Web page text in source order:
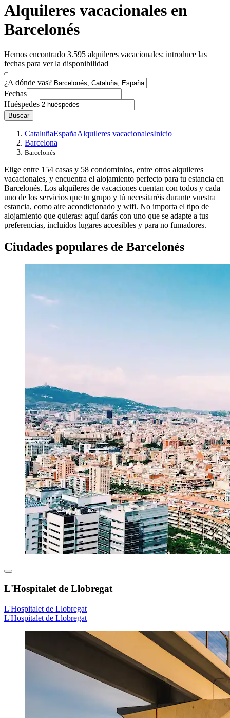
Alquileres vacacionales en
Barcelonés
Hemos encontrado 3.595 alquileres vacacionales: introduce las
fechas para ver la disponibilidad
¿A dónde vas?
Fechas
Huéspedes
Buscar
CataluñaEspañaAlquileres vacacionalesInicio
Barcelona
Barcelonés
Elige entre 154 casas y 58 condominios, entre otros alquileres
vacacionales, y encuentra el alojamiento perfecto para tu estancia en
Barcelonés. Los alquileres de vacaciones cuentan con todos y cada
uno de los servicios que tu grupo y tú necesitaréis durante vuestra
estancia, como aire acondicionado y wifi. No importa el tipo de
alojamiento que quieras: aquí darás con uno que se adapte a tus
preferencias, incluidos lugares accesibles y para no fumadores.
Ciudades populares de Barcelonés
L'Hospitalet de Llobregat
L'Hospitalet de Llobregat
L'Hospitalet de Llobregat